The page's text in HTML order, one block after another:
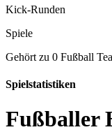
Kick-Runden
Spiele
Gehört zu 0 Fußball
Spielstatistiken
Fußballer